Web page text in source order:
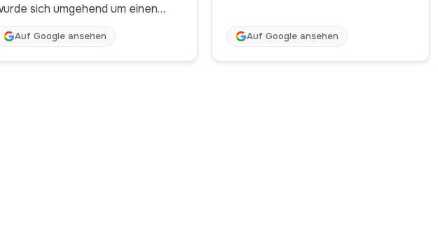
sich umgehend um einen
beraten . Vielen Dank dafür und
Zeit wieder . Nur das Beste
Auf Google ansehen Auf Google ansehen